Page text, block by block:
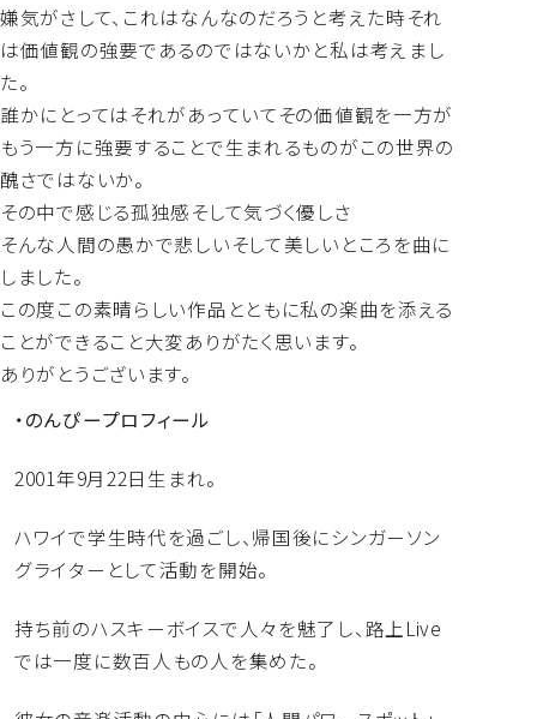
嫌気がさして、これはなんなのだろうと考えた時それ
は価値観の強要であるのではないかと私は考えまし
た。
誰かにとってはそれがあっていてその価値観を一方が
もう一方に強要することで生まれるものがこの世界の
醜さではないか。
その中で感じる孤独感そして気づく優しさ
そんな人間の愚かで悲しいそして美しいところを曲に
しました。
この度この素晴らしい作品とともに私の楽曲を添える
ことができること大変ありがたく思います。
ありがとうございます。
・のんぴープロフィール
2001年9月22日生まれ。
ハワイで学生時代を過ごし、 帰国後にシンガーソン
グライターとして活動を開始。
持ち前のハスキーボイスで人々を魅了し、 路上Live
では一度に数百人もの人を集めた。